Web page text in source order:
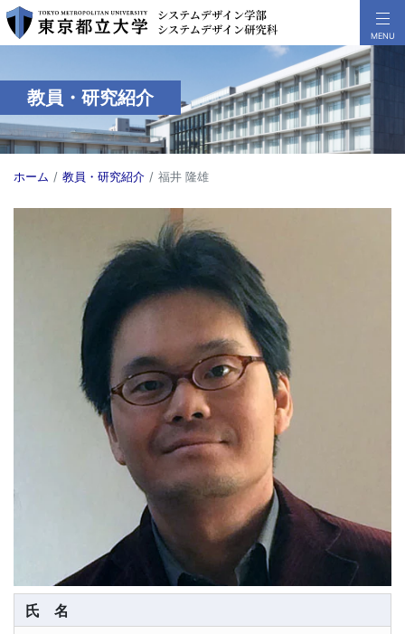
教員・研究紹介
ホーム 教員・研究紹介 福井 隆雄
氏名